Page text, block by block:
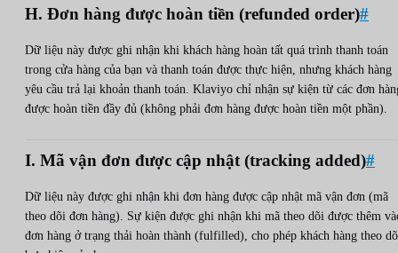
H. Đơn hàng được hoàn tiền (refunded order)#
Dữ liệu này được ghi nhận khi khách hàng hoàn tất quá trình thanh toán
trong cửa hàng của bạn và thanh toán được thực hiện, nhưng khách hàng
yêu cầu trả lại khoản thanh toán. Klaviyo chỉ nhận sự kiện từ các đơn
được hoàn tiền đầy đủ (không phải đơn hàng được hoàn tiền một phần).
I. Mã vận đơn được cập nhật (tracking added)#
Dữ liệu này được ghi nhận khi đơn hàng được cập nhật mã vận đơn (mã
theo dõi đơn hàng). Sự kiện được ghi nhận khi mã theo dõi được thêm
đơn hàng ở trạng thải hoàn thành (fulfilled), cho phép khách hàng theo